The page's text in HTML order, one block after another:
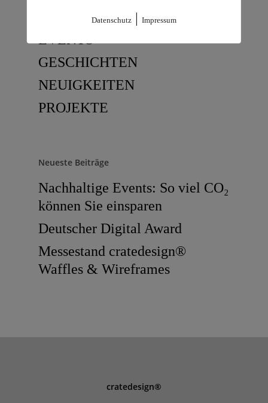
ALLGEMEIN
EVENTS
GESCHICHTEN
NEUIGKEITEN
PROJEKTE
Neueste Beiträge
Nachhaltige Events: So viel CO₂
können Sie einsparen
Deutscher Digital Award
Messestand cratedesign®
Waffles & Wireframes
cratedesign®
Datenschutz| Impressum